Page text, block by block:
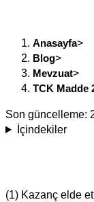
Anasayfa>
Blog>
Mevzuat>
TCK Madde
Son güncelleme:
İçindekiler
(1) Kazanç elde